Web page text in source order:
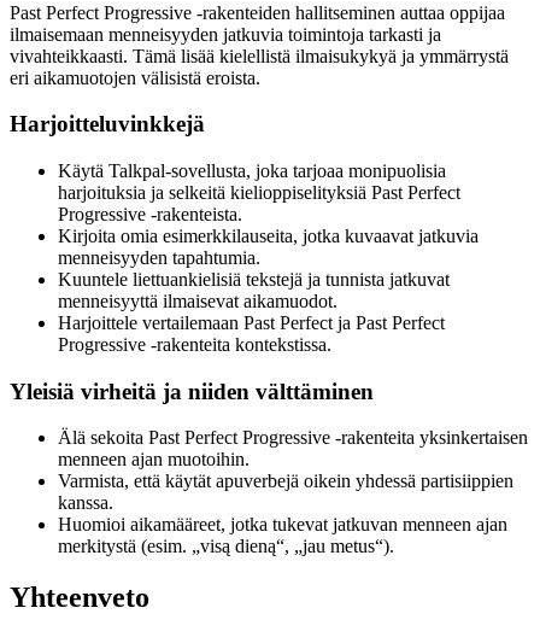
Past Perfect Progressive -rakenteiden hallitseminen auttaa oppijaa
ilmaisemaan menneisyyden jatkuvia toimintoja tarkasti ja
vivahteikkaasti. Tämä lisää kielellistä ilmaisukykyä ja ymmärrystä
eri aikamuotojen välisistä eroista.
Harjoitteluvinkkejä
Käytä Talkpal-sovellusta, joka tarjoaa monipuolisia
harjoituksia ja selkeitä kielioppiselityksiä Past Perfect
Progressive -rakenteista.
Kirjoita omia esimerkkilauseita, jotka kuvaavat jatkuvia
menneisyyden tapahtumia.
Kuuntele liettuankielisiä tekstejä ja tunnista jatkuvat
menneisyyttä ilmaisevat aikamuodot.
Harjoittele vertailemaan Past Perfect ja Past Perfect
Progressive -rakenteita kontekstissa.
Yleisiä virheitä ja niiden välttäminen
Älä sekoita Past Perfect Progressive -rakenteita yksinkertaisen
menneen ajan muotoihin.
Varmista, että käytät apuverbejä oikein yhdessä partisiippien
kanssa.
Huomioi aikamääreet, jotka tukevat jatkuvan menneen ajan
merkitystä (esim. „visą dieną“, „jau metus“).
Yhteenveto